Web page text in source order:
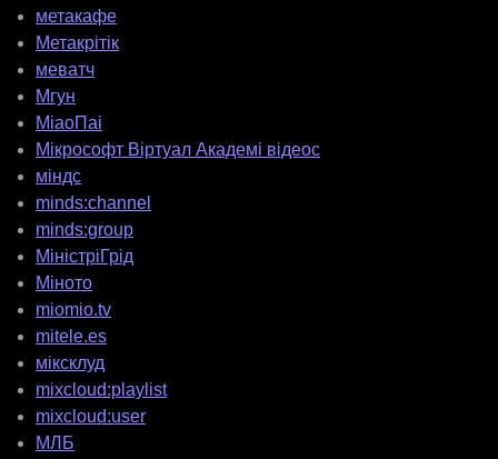
метакафе
Метакрітік
меватч
Мгун
МіаоПаі
Мікрософт Віртуал Академі відеос
міндс
minds:channel
minds:group
МіністріГрід
Міното
miomio.tv
mitele.es
міксклуд
mixcloud:playlist
mixcloud:user
МЛБ